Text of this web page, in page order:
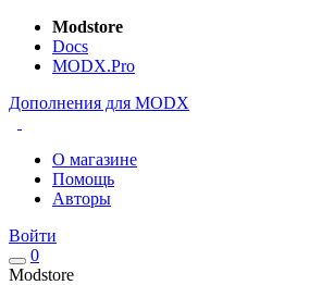
Modstore
Docs
MODX.Pro
Дополнения для MODX
О магазине
Помощь
Авторы
Войти
0
Modstore